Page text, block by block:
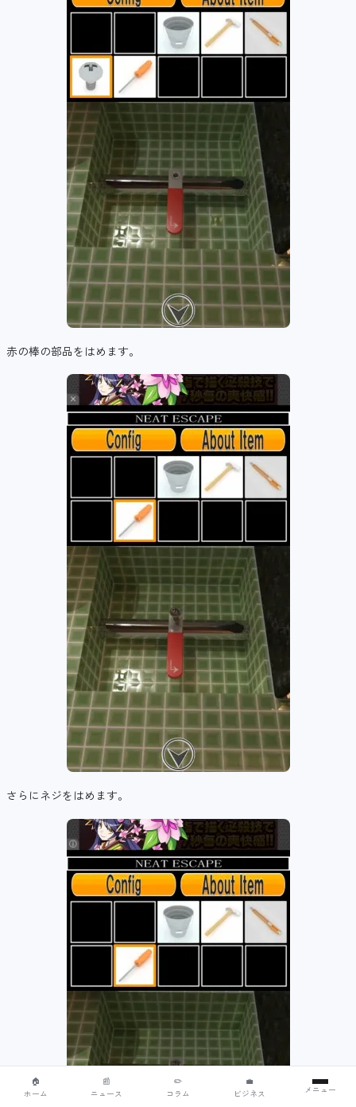
赤の棒の部品をはめます。
さらにネジをはめます。
🏠
ホーム
📰
ニュース
✏️
コラム
💼
ビジネス
メニュー